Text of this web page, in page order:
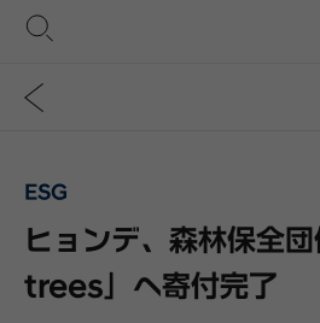
ESG
ヒョンデ、森林保全
trees」へ寄付完了